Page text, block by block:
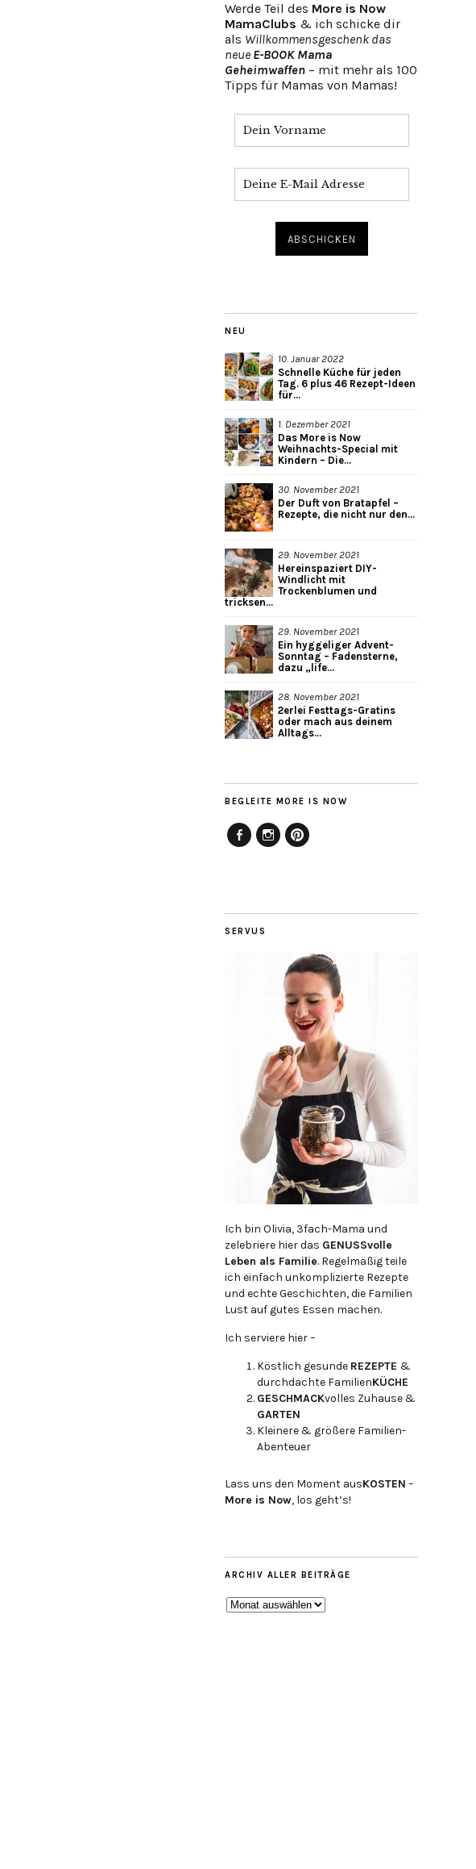
Werde Teil des More is Now
MamaClubs & ich schicke dir
als Willkommensgeschenk das
neue E-BOOK Mama
Geheimwaffen – mit mehr als 100
Tipps für Mamas von Mamas!
NEU
10. Januar 2022
Schnelle Küche für jeden
Tag. 6 plus 46 Rezept-Ideen
für...
1. Dezember 2021
Das More is Now
Weihnachts-Special mit
Kindern – Die...
30. November 2021
Der Duft von Bratapfel –
Rezepte, die nicht nur den...
29. November 2021
Hereinspaziert DIY-
Windlicht mit
Trockenblumen und
tricksen...
29. November 2021
Ein hyggeliger Advent-
Sonntag – Fadensterne,
dazu „life...
28. November 2021
2erlei Festtags-Gratins
oder mach aus deinem
Alltags...
BEGLEITE MORE IS NOW
SERVUS
Ich bin Olivia, 3fach-Mama und
zelebriere hier das GENUSSvolle
Leben als Familie. Regelmäßig teile
ich einfach unkomplizierte Rezepte
und echte Geschichten, die Familien
Lust auf gutes Essen machen.
Ich serviere hier –
Köstlich gesunde REZEPTE &
durchdachte FamilienKÜCHE
GESCHMACKvolles Zuhause &
GARTEN
Kleinere & größere Familien-
Abenteuer
Lass uns den Moment ausKOSTEN –
More is Now, los geht’s!
ARCHIV ALLER BEITRÄGE
ARCHIV